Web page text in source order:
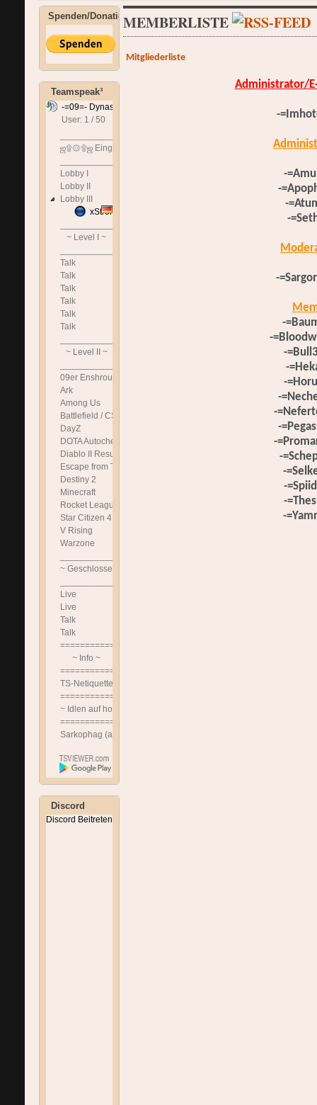
Spenden/Donation
Teamspeak³
-=09=- Dynastie
User: 1 / 50
ஜ۩۞۩ஜ Eingangshalle ஜ۩۞۩ஜ
Lobby I
Lobby II
Lobby III
xStromik
~ Level I ~
Talk
Talk
Talk
Talk
Talk
Talk
~ Level II ~
09er Enshrouded
Ark
Among Us
Battlefield / CS
DayZ
DOTA Autochess
Diablo II Resurrected
Escape from Tarkov
Destiny 2
Minecraft
Rocket League
Star Citizen 4.x.x DE
V Rising
Warzone
~ Geschlossen ~
Live
Live
Talk
Talk
==============================
~ Info ~
==============================
TS-Netiquette!!!
==============================
~ Idlen auf hohem Niveau ~
==============================
Sarkophag (afk Channel)
Discord
Discord Beitreten
MEMBERLISTE
Mitgliederliste
Administrator/
-
-
-
-
-
-
-
-
-
-
-
-
-
-
-
-
-
-
-
-